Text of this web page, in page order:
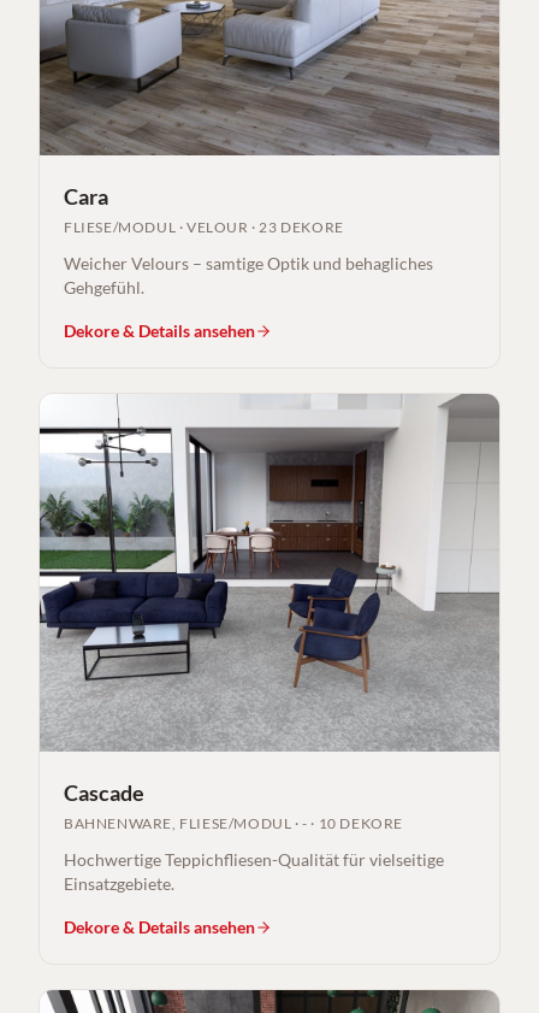
Cara
FLIESE/MODUL ·VELOUR · 23 DEKORE
Weicher Velours – samtige Optik und behagliches
Gehgefühl.
Dekore & Details ansehen
Cascade
BAHNENWARE, FLIESE/MODUL ·- · 10 DEKORE
Hochwertige Teppichfliesen-Qualität für vielseitige
Einsatzgebiete.
Dekore & Details ansehen